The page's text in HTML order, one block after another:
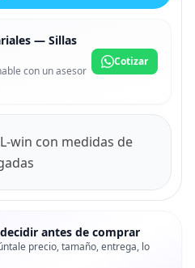
— Sillas
con un asesor
Cotizar
win con medidas de
antes de comprar
precio, tamaño, entrega, lo